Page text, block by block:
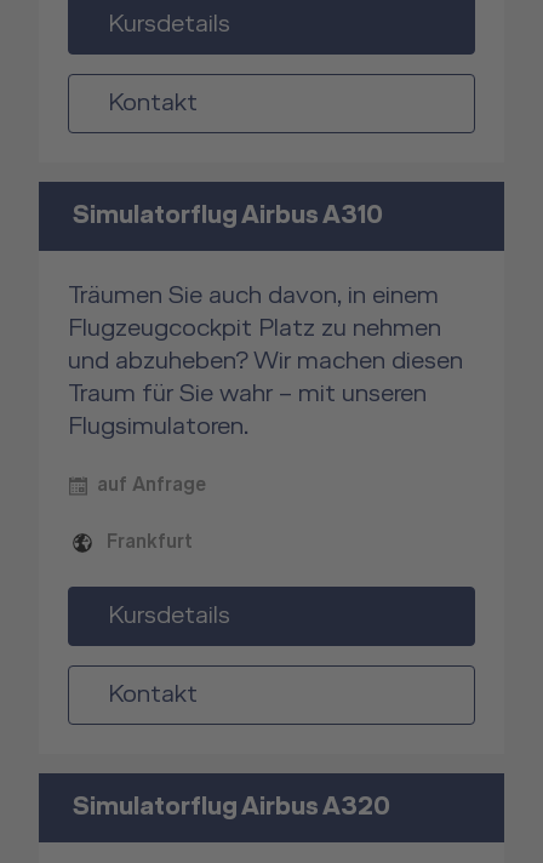
Kursdetails
Kontakt
Simulatorflug Airbus A310
Träumen Sie auch davon, in einem
Flugzeugcockpit Platz zu nehmen
und abzuheben? Wir machen diesen
Traum für Sie wahr – mit unseren
Flugsimulatoren.
auf Anfrage
Frankfurt
Kursdetails
Kontakt
Simulatorflug Airbus A320